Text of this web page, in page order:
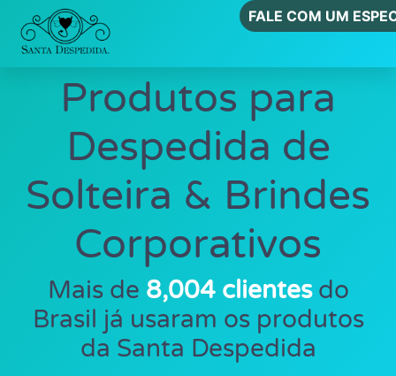
FALE COM UM
Produtos para
Despedida de
Solteira & Brindes
Corporativos
Mais de 8,004 clientesdo
Brasil já usaram os produtos
da Santa Despedida